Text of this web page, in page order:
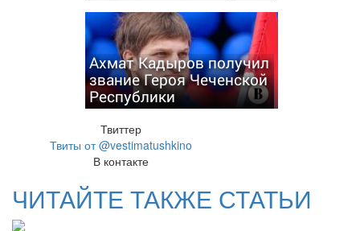
Ахмат Кадыров получил
звание Героя Чеченской
Республики
Твиттер
Твиты от @vestimatushkino
В контакте
ЧИТАЙТЕ ТАКЖЕ СТАТЬИ